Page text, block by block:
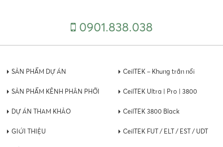
0901.838.038
SẢN PHẨM DỰ ÁN
SẢN PHẨM KÊNH PHÂN PHỐI
DỰ ÁN THAM KHẢO
GIỚI THIỆU
CeilTEK – Khung trần nổi
CeilTEK Ultra | Pro | 3800
CeilTEK 3800 Black
CeilTEK FUT / ELT / EST / UDT